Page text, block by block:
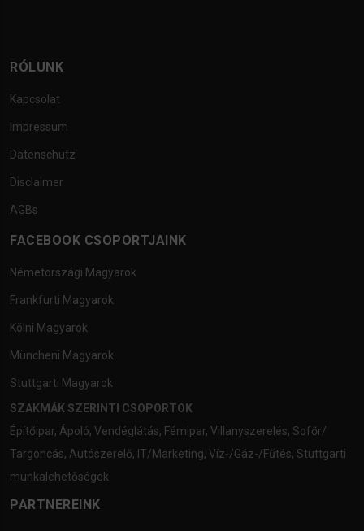
RÓLUNK
Kapcsolat
Impressum
Datenschutz
Disclaimer
AGBs
FACEBOOK CSOPORTJAINK
Németországi Magyarok
Frankfurti Magyarok
Kölni Magyarok
Müncheni Magyarok
Stuttgarti Magyarok
SZAKMÁK SZERINTI CSOPORTOK
Építőipar, Ápoló, Vendéglátás, Fémipar, Villanyszerelés, Sofőr/
Targoncás, Autószerelő, IT/Marketing, Víz-/Gáz-/Fűtés, Stuttgarti
munkalehetőségek
PARTNEREINK